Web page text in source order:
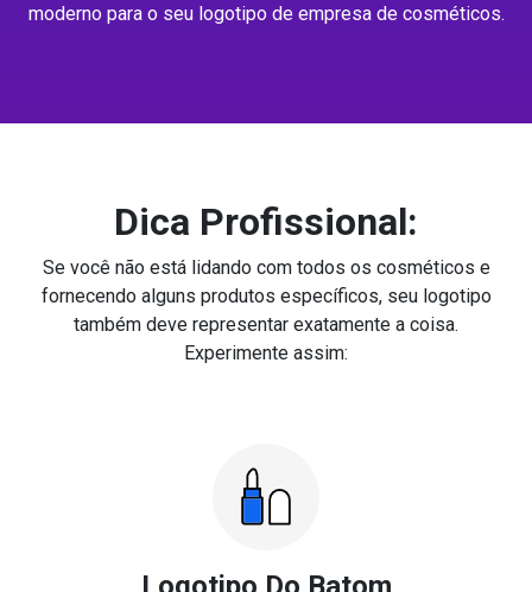
moderno para o seu logotipo de empresa de cosméticos.
Dica Profissional:
Se você não está lidando com todos os cosméticos e
fornecendo alguns produtos específicos, seu logotipo
também deve representar exatamente a coisa.
Experimente assim: